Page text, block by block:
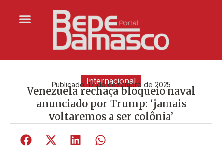
Internacional
Publicado:17 de dezembro de 2025
Venezuela rechaça bloqueio naval
anunciado por Trump: ‘jamais
voltaremos a ser colônia’